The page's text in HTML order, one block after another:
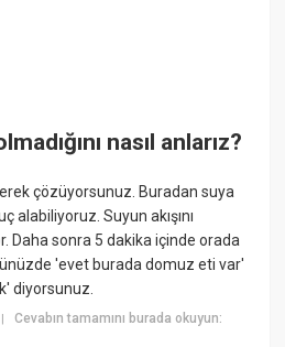
nasıl anlarız?
çözüyorsunuz. Buradan suya
alabiliyoruz. Suyun akışını
Daha sonra 5 dakika içinde orada
'evet burada domuz eti var'
diyorsunuz.
Cevabın tamamını burada okuyun: